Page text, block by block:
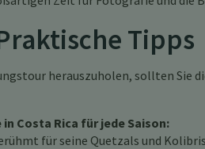
Tipps
herauszuholen, sollten Sie
Costa Rica für jede Saison:
für seine Quetzals und